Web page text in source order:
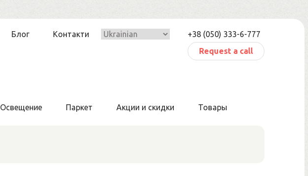
Блог Контакти
+38 (050) 333-6-777
Request a call
Освещение Паркет Акции и скидки Товары